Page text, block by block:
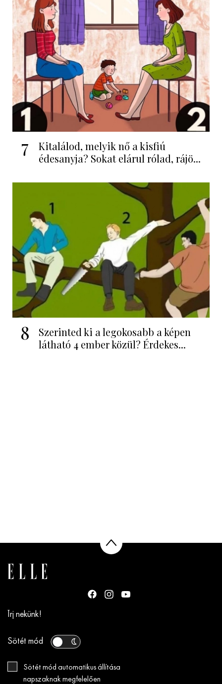
7
Kitalálod, melyik nő a kisfiú
édesanyja? Sokat elárul rólad, rájö...
8
Szerinted ki a legokosabb a képen
látható 4 ember közül? Érdekes...
Írj nekünk!
Sötét mód
Sötét mód automatikus állítása
napszaknak megfelelően